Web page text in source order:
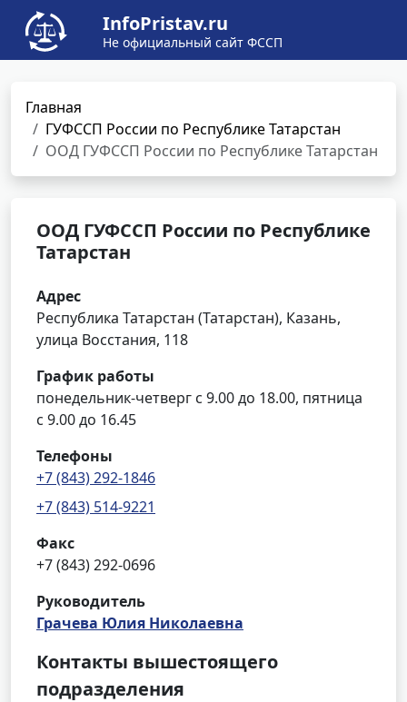
InfoPristav.ru
Не официальный сайт ФССП
Главная
ГУФССП России по Республике Татарстан
ООД ГУФССП России по Республике Татарстан
ООД ГУФССП России по Республике
Татарстан
Адрес
Республика Татарстан (Татарстан), Казань,
улица Восстания, 118
График работы
понедельник-четверг с 9.00 до 18.00, пятница
с 9.00 до 16.45
Телефоны
+7 (843) 292-1846
+7 (843) 514-9221
Факс
+7 (843) 292-0696
Руководитель
Грачева Юлия Николаевна
Контакты вышестоящего
подразделения